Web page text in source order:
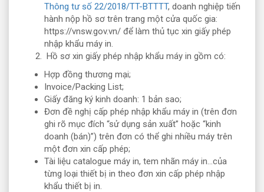
Thông tư số 22/2018/TT-BTTTT, doanh nghiệp tiến
hành nộp hồ sơ trên trang một cửa quốc gia:
https://vnsw.gov.vn/ để làm thủ tục xin giấy phép
nhập khẩu máy in.
Hồ sơ xin giấy phép nhập khẩu máy in gồm có:
Hợp đồng thương mại;
Invoice/Packing List;
Giấy đăng ký kinh doanh: 1 bản sao;
Đơn đề nghị cấp phép nhập khẩu máy in (trên đơn
ghi rõ mục đích “sử dụng sản xuất” hoặc “kinh
doanh (bán)”) trên đơn có thể ghi nhiều máy trên
một đơn xin cấp phép;
Tài liệu catalogue máy in, tem nhãn máy in…của
từng loại thiết bị in theo đơn xin cấp phép nhập
khẩu thiết bị in.